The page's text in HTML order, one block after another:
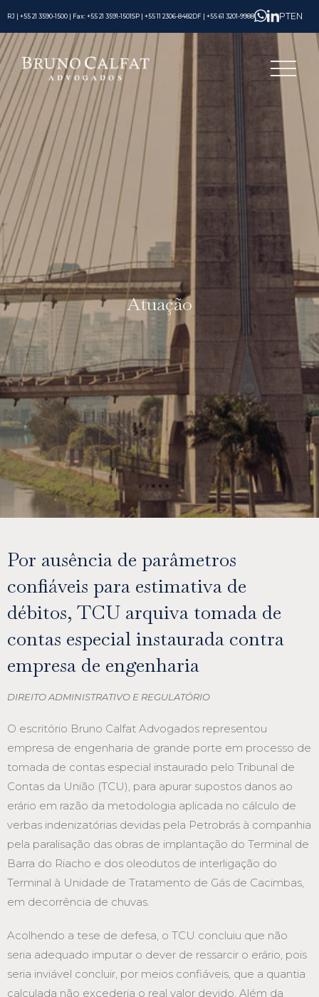
RJ | +55 21 3590-1500 | Fax: +55 21 3591-1501SP | +55 11 2306-8482 DF | +55 61 3201-9988 PTEN
Atuação
Por ausência de parâmetros
confiáveis para estimativa de
débitos, TCU arquiva tomada de
contas especial instaurada contra
empresa de engenharia
DIREITO ADMINISTRATIVO E REGULATÓRIO
O escritório Bruno Calfat Advogados representou
empresa de engenharia de grande porte em processo de
tomada de contas especial instaurado pelo Tribunal de
Contas da União (TCU), para apurar supostos danos ao
erário em razão da metodologia aplicada no cálculo de
verbas indenizatórias devidas pela Petrobrás à companhia
pela paralisação das obras de implantação do Terminal de
Barra do Riacho e dos oleodutos de interligação do
Terminal à Unidade de Tratamento de Gás de Cacimbas,
em decorrência de chuvas.
Acolhendo a tese de defesa, o TCU concluiu que não
seria adequado imputar o dever de ressarcir o erário, pois
seria inviável concluir, por meios confiáveis, que a quantia
calculada não excederia o real valor devido. Além da